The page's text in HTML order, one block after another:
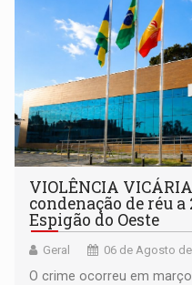
VIOLÊNCIA
condenação de réu
Espigão do Oeste
Geral 06 de Agosto
O crime ocorreu em